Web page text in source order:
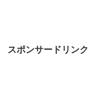
スポンサードリンク